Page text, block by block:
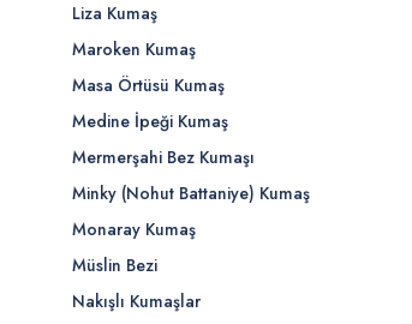
Liza Kumaş
Maroken Kumaş
Masa Örtüsü Kumaş
Medine İpeği Kumaş
Mermerşahi Bez Kumaşı
Minky (Nohut Battaniye) Kumaş
Monaray Kumaş
Müslin Bezi
Nakışlı Kumaşlar